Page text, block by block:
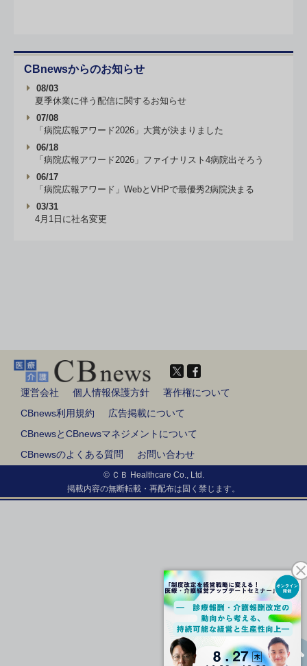
CBnewsからのお知らせ
08/03
夏季休業に伴う配信に関するお知らせ
07/08
「病院広報アワード2026」大賞が決まりました
06/18
「病院広報アワード2026」ファイナリスト4病院出そろう
06/17
「病院広報アワード」WebとVHPで最優秀2病院決まる
03/31
4月1日に社名変更
運営会社 個人情報保護方針
著作権について
CBnews利用規約
広告掲載について
CBnewsとCBnewsマネジメントについて
CBnewsのよくある質問
お問い合わせ
© ＣＢ Healthcare Co., Ltd.
掲載内容の無断転載・再配布は固く禁じます。